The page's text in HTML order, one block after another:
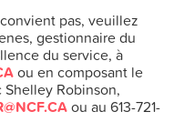
pas, veuillez
gestionnaire du
du service, à
ou en composant le
Shelley Robinson,
ou au 613-721-